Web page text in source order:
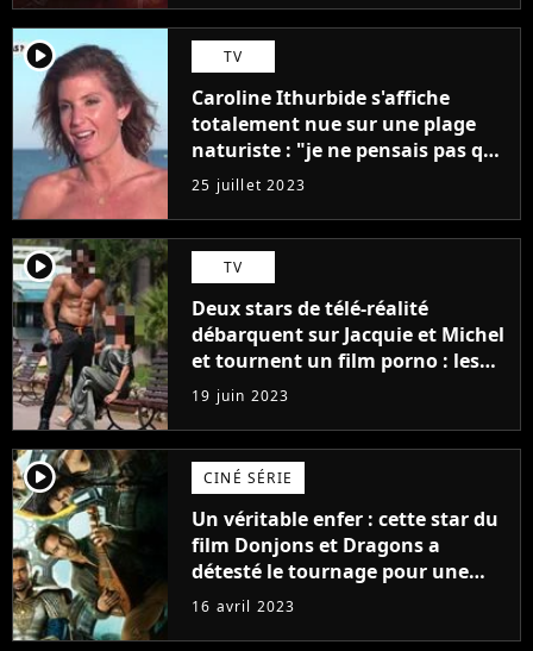
player2 TV
Caroline Ithurbide s'affiche
totalement nue sur une plage
naturiste : "je ne pensais pas que
j'arriverais à le faire..."
25 juillet 2023
player2 TV
Deux stars de télé-réalité
débarquent sur Jacquie et Michel
et tournent un film porno : les
premières images du tournage
(exclu)
19 juin 2023
player2 CINÉ SÉRIE
Un véritable enfer : cette star du
film Donjons et Dragons a
détesté le tournage pour une
raison très spéciale
16 avril 2023